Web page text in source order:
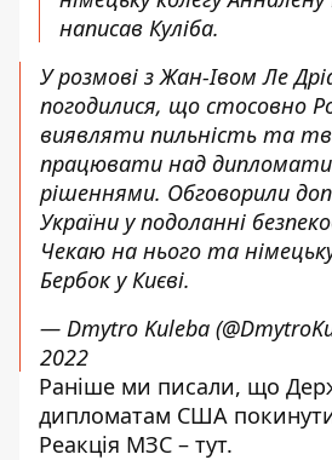
написав Куліба.
У розмові з Жан-Івом Ле
погодилися, що стосовно
виявляти пильність та
працювати над
рішеннями. Обговорили
України у подоланні
Чекаю на нього та
Бербок у Києві.
— Dmytro Kuleba
2022
Раніше ми писали, що
дипломатам США покинути
Реакція МЗС – тут.